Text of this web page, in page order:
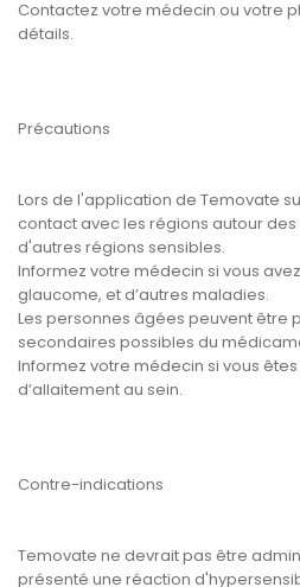
Contactez votre médecin ou votre
détails.
Précautions
Lors de l'application de Temovate
contact avec les régions autour des
d'autres régions sensibles.
Informez votre médecin si vous
glaucome, et d’autres maladies.
Les personnes âgées peuvent être
secondaires possibles du
Informez votre médecin si vous
d’allaitement au sein.
Contre-indications
Temovate ne devrait pas être
présenté une réaction